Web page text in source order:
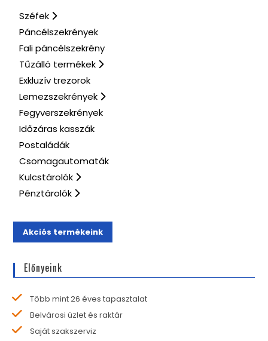
Széfek
Páncélszekrények
Fali páncélszekrény
Tűzálló termékek
Exkluzív trezorok
Lemezszekrények
Fegyverszekrények
Időzáras kasszák
Postaládák
Csomagautomaták
Kulcstárolók
Pénztárolók
Akciós termékeink
Előnyeink
Több mint 26 éves tapasztalat
Belvárosi üzlet és raktár
Saját szakszerviz